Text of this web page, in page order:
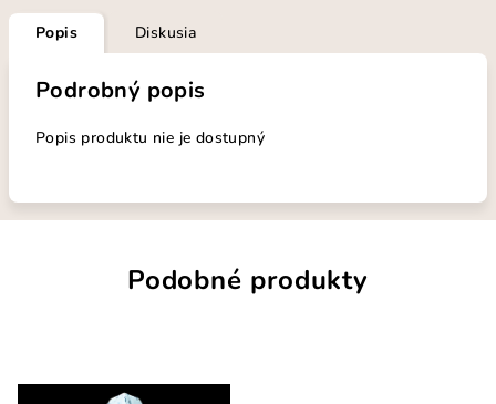
Popis Diskusia
Podrobný popis
Popis produktu nie je dostupný
Podobné produkty